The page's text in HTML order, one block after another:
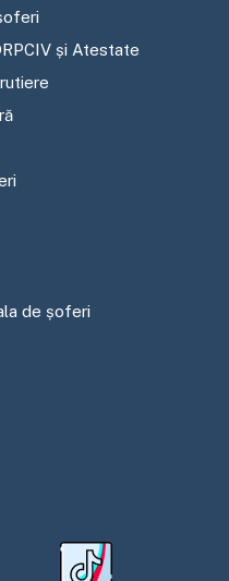
și Atestate
de șoferi